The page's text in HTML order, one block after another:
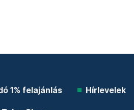
1% felajánlás Hírlevelek